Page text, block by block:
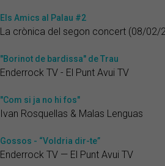
Els Amics al Palau #2
La crònica del segon concert (08/02/
"Borinot de bardissa" de Trau
Enderrock TV - El Punt Avui TV
"Com si ja no hi fos"
Ivan Rosquellas & Malas Lenguas
Gossos - “Voldria dir-te”
Enderrock TV — El Punt Avui TV